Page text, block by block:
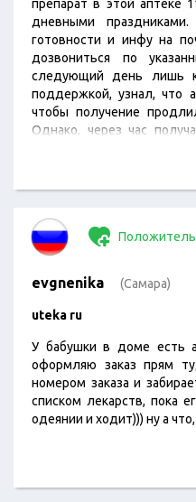
препарат в этой аптеке
дневными
готовности и инфу на
дозвониться по
следующий день лишь
поддержкой, узнал, что
чтобы получение
Однако, через час
этот препарат
evgnenika (Самара)
uteka ru
У бабушки в доме есть
оформляю заказ прям
номером заказа и
списком лекарств, пока
одеянии и ходит))) ну а